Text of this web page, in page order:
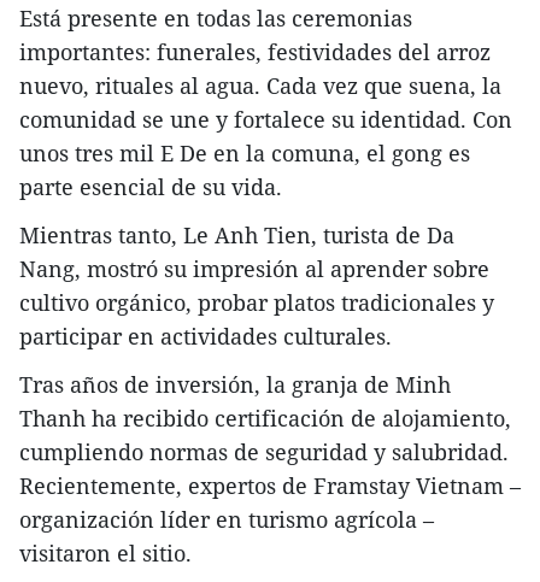
Está presente en todas las ceremonias
importantes: funerales, festividades del arroz
nuevo, rituales al agua. Cada vez que suena, la
comunidad se une y fortalece su identidad. Con
unos tres mil E De en la comuna, el gong es
parte esencial de su vida.
Mientras tanto, Le Anh Tien, turista de Da
Nang, mostró su impresión al aprender sobre
cultivo orgánico, probar platos tradicionales y
participar en actividades culturales.
Tras años de inversión, la granja de Minh
Thanh ha recibido certificación de alojamiento,
cumpliendo normas de seguridad y salubridad.
Recientemente, expertos de Framstay Vietnam –
organización líder en turismo agrícola –
visitaron el sitio.